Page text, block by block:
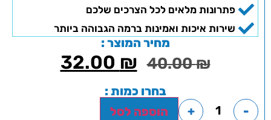
פתרונות מלאים לכל הצרכים שלכם
שירות איכות ואמינות ברמה הגבוהה ביותר
מחיר המוצר :
40.00₪
32.00 ₪
בחרו כמות :
-
+ הוספה לסל